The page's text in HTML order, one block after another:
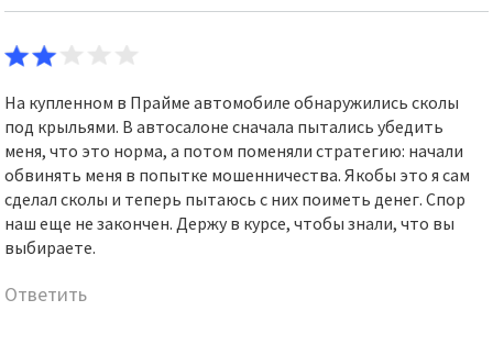
На купленном в Прайме автомобиле обнаружились сколы
под крыльями. В автосалоне сначала пытались убедить
меня, что это норма, а потом поменяли стратегию: начали
обвинять меня в попытке мошенничества. Якобы это я сам
сделал сколы и теперь пытаюсь с них поиметь денег. Спор
наш еще не закончен. Держу в курсе, чтобы знали, что вы
выбираете.
Ответить